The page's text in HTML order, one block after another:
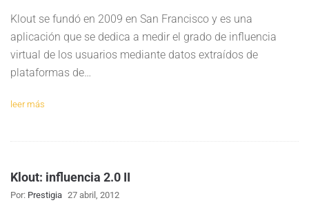
Klout se fundó en 2009 en San Francisco y es una
aplicación que se dedica a medir el grado de influencia
virtual de los usuarios mediante datos extraídos de
plataformas de…
leer más
Klout: influencia 2.0 II
Por: Prestigia 27 abril, 2012